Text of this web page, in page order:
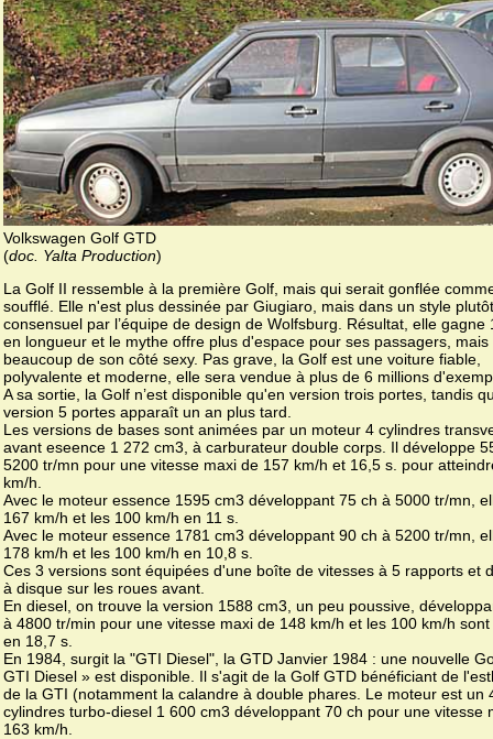
Volkswagen Golf GTD
(doc. Yalta Production)
La Golf II ressemble à la première Golf, mais qui serait gonflée
soufflé. Elle n'est plus dessinée par Giugiaro, mais dans un style plutôt
consensuel par l’équipe de design de Wolfsburg. Résultat, elle gagne
en longueur et le mythe offre plus d'espace pour ses passagers, mais
beaucoup de son côté sexy. Pas grave, la Golf est une voiture fiable,
polyvalente et moderne, elle sera vendue à plus de 6 millions
A sa sortie, la Golf n’est disponible qu'en version trois portes, tandis
version 5 portes apparaît un an plus tard.
Les versions de bases sont animées par un moteur 4 cylindres
avant eseence 1 272 cm3, à carburateur double corps. Il développe
5200 tr/mn pour une vitesse maxi de 157 km/h et 16,5 s. pour
km/h.
Avec le moteur essence 1595 cm3 développant 75 ch à 5000 tr/mn,
167 km/h et les 100 km/h en 11 s.
Avec le moteur essence 1781 cm3 développant 90 ch à 5200 tr/mn,
178 km/h et les 100 km/h en 10,8 s.
Ces 3 versions sont équipées d'une boîte de vitesses à 5 rapports et
à disque sur les roues avant.
En diesel, on trouve la version 1588 cm3, un peu poussive,
à 4800 tr/min pour une vitesse maxi de 148 km/h et les 100 km/h
en 18,7 s.
En 1984, surgit la "GTI Diesel", la GTD Janvier 1984 : une nouvelle
GTI Diesel » est disponible. Il s'agit de la Golf GTD bénéficiant de
de la GTI (notamment la calandre à double phares. Le moteur est un
cylindres turbo-diesel 1 600 cm3 développant 70 ch pour une vitesse
163 km/h.